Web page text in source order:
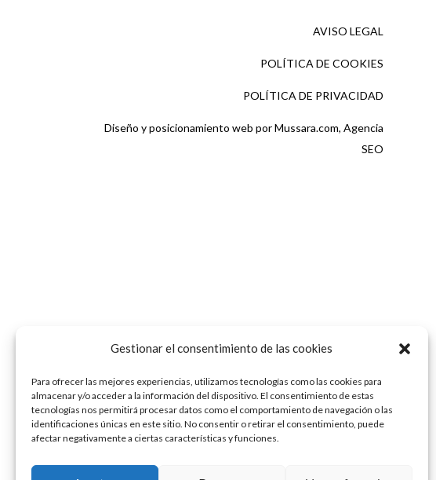
Gestionar el consentimiento de las cookies
Para ofrecer las mejores experiencias, utilizamos tecnologías como las cookies para
almacenar y/o acceder a la información del dispositivo. El consentimiento de estas
tecnologías nos permitirá procesar datos como el comportamiento de navegación o las
identificaciones únicas en este sitio. No consentir o retirar el consentimiento, puede
afectar negativamente a ciertas características y funciones.
AVISO LEGAL
POLÍTICA DE COOKIES
POLÍTICA DE PRIVACIDAD
Diseño y posicionamiento web porMussara.com, Agencia
SEO